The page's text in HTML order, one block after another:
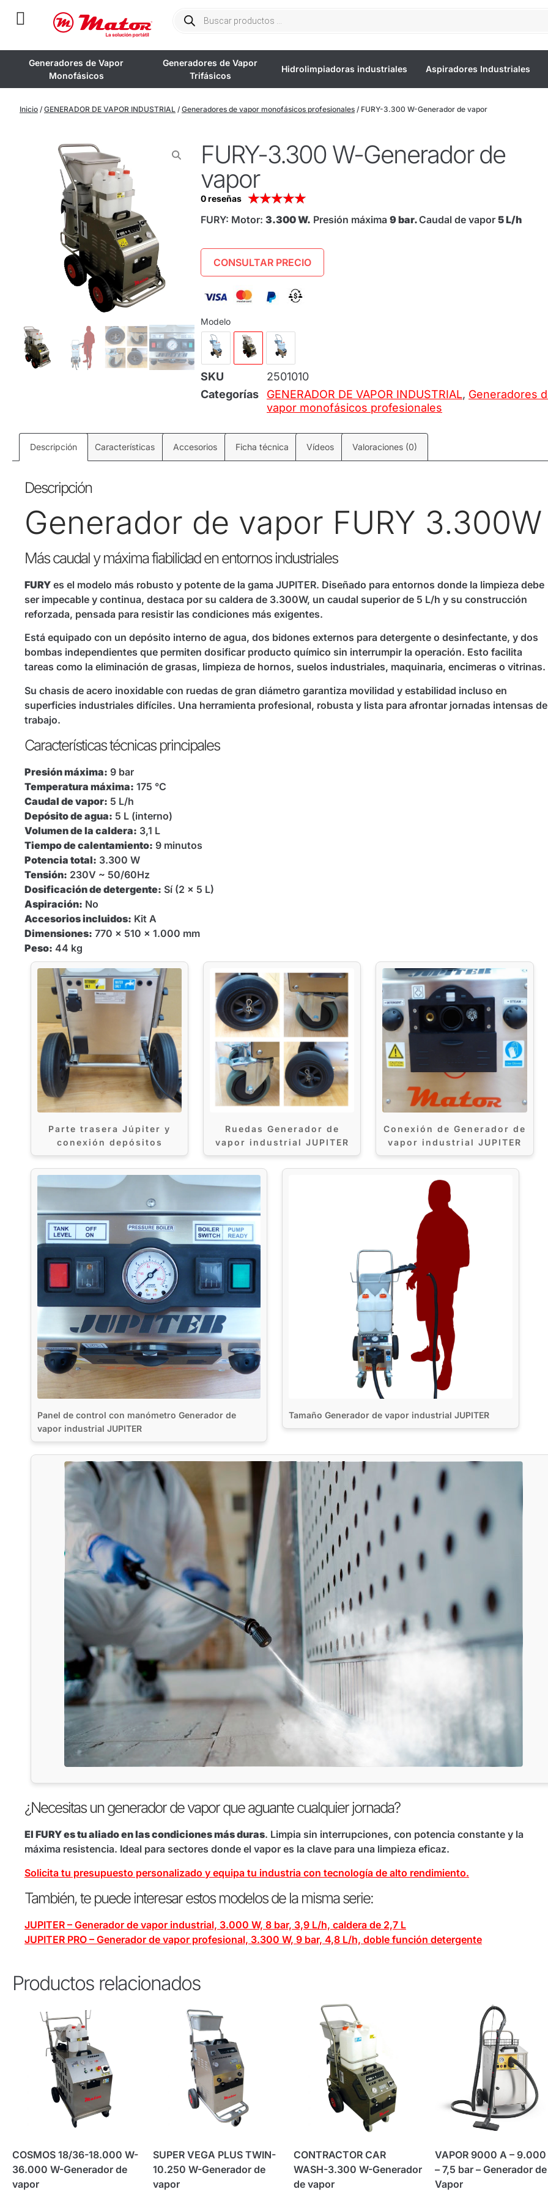
Generadores de Vapor
Monofásicos
Generadores de Vapor
Trifásicos
Hidrolimpiadoras industriales Aspiradores Industriales
Inicio / GENERADOR DE VAPOR INDUSTRIAL / Generadores de vapor monofásicos profesionales / FURY-3.300 W-Generador de vapor
FURY-3.300 W-Generador de
vapor
0 reseñas ★★★★★
FURY: Motor: 3.300 W. Presión máxima 9 bar.Caudal de vapor 5 L/h
CONSULTAR PRECIO
Modelo
SKU
2501010
Categorías
GENERADOR DE VAPOR INDUSTRIAL, Generadores
vapor monofásicos profesionales
Descripción Características Accesorios Ficha técnica Vídeos Valoraciones (0)
Descripción
Generador de vapor FURY 3.300W
Más caudal y máxima fiabilidad en entornos industriales
FURY es el modelo más robusto y potente de la gama JUPITER. Diseñado para entornos donde la limpieza debe
ser impecable y continua, destaca por su caldera de 3.300W, un caudal superior de 5 L/h y su construcción
reforzada, pensada para resistir las condiciones más exigentes.
Está equipado con un depósito interno de agua, dos bidones externos para detergente o desinfectante, y dos
bombas independientes que permiten dosificar producto químico sin interrumpir la operación. Esto facilita
tareas como la eliminación de grasas, limpieza de hornos, suelos industriales, maquinaria, encimeras o vitrinas.
Su chasis de acero inoxidable con ruedas de gran diámetro garantiza movilidad y estabilidad incluso en
superficies industriales difíciles. Una herramienta profesional, robusta y lista para afrontar jornadas intensas de
trabajo.
Características técnicas principales
Presión máxima: 9 bar
Temperatura máxima: 175 °C
Caudal de vapor: 5 L/h
Depósito de agua: 5 L (interno)
Volumen de la caldera: 3,1 L
Tiempo de calentamiento: 9 minutos
Potencia total: 3.300 W
Tensión: 230V ~ 50/60Hz
Dosificación de detergente: Sí (2 x 5 L)
Aspiración: No
Accesorios incluidos: Kit A
Dimensiones: 770 x 510 x 1.000 mm
Peso: 44 kg
Parte trasera Júpiter y
conexión depósitos
Ruedas Generador de
vapor industrial JUPITER
Conexión de Generador de
vapor industrial JUPITER
Panel de control con manómetro Generador de
vapor industrial JUPITER
Tamaño Generador de vapor industrial JUPITER
¿Necesitas un generador de vapor que aguante cualquier jornada?
El FURY es tu aliado en las condiciones más duras. Limpia sin interrupciones, con potencia constante y la
máxima resistencia. Ideal para sectores donde el vapor es la clave para una limpieza eficaz.
Solicita tu presupuesto personalizado y equipa tu industria con tecnología de alto rendimiento.
También, te puede interesar estos modelos de la misma serie:
JUPITER – Generador de vapor industrial, 3.000 W, 8 bar, 3,9 L/h, caldera de 2,7 L
JUPITER PRO – Generador de vapor profesional, 3.300 W, 9 bar, 4,8 L/h, doble función detergente
Productos relacionados
COSMOS 18/36-18.000 W-
36.000 W-Generador de
vapor
SUPER VEGA PLUS TWIN-
10.250 W-Generador de
vapor
CONTRACTOR CAR
WASH-3.300 W-Generador
de vapor
VAPOR 9000 A – 9.000
– 7,5 bar – Generador de
Vapor